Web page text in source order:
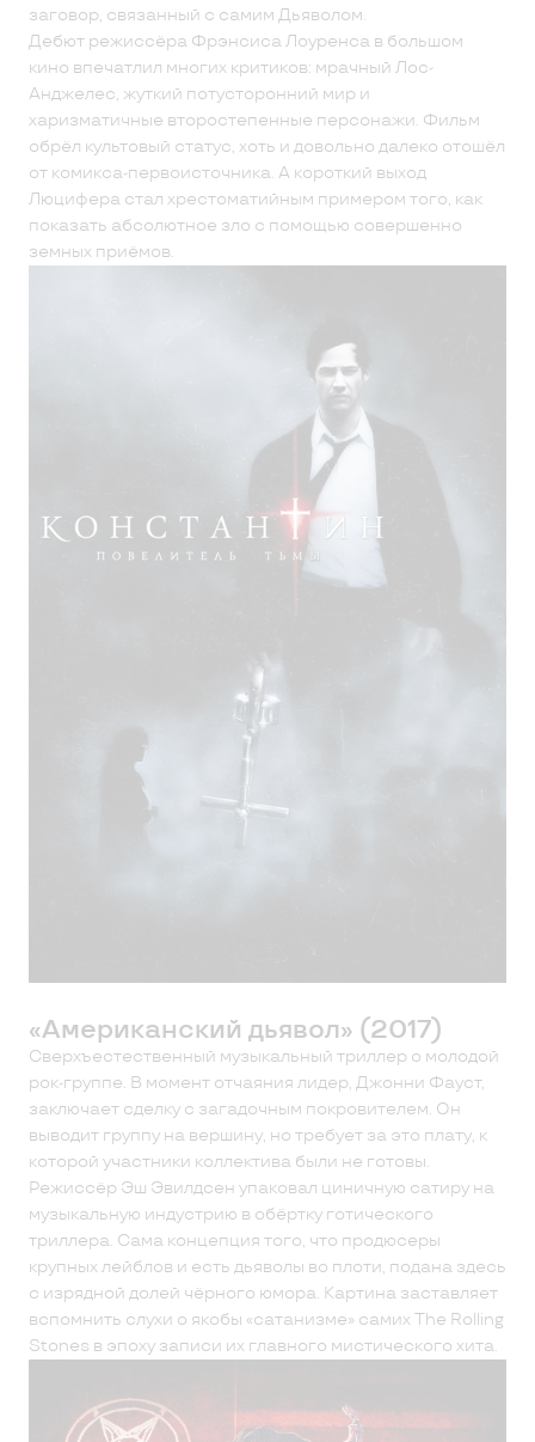
заговор, связанный с самим Дьяволом.
Дебют режиссёра Фрэнсиса Лоуренса в большом
кино впечатлил многих критиков: мрачный Лос-
Анджелес, жуткий потусторонний мир и
харизматичные второстепенные персонажи. Фильм
обрёл культовый статус, хоть и довольно далеко отошёл
от комикса-первоисточника. А короткий выход
Люцифера стал хрестоматийным примером того, как
показать абсолютное зло с помощью совершенно
земных приёмов.
«Американский дьявол» (2017)
Сверхъестественный музыкальный триллер о молодой
рок-группе. В момент отчаяния лидер, Джонни Фауст,
заключает сделку с загадочным покровителем. Он
выводит группу на вершину, но требует за это плату, к
которой участники коллектива были не готовы.
Режиссёр Эш Эвилдсен упаковал циничную сатиру на
музыкальную индустрию в обёртку готического
триллера. Сама концепция того, что продюсеры
крупных лейблов и есть дьяволы во плоти, подана здесь
с изрядной долей чёрного юмора. Картина заставляет
вспомнить слухи о якобы «сатанизме» самих The Rolling
Stones в эпоху записи их главного мистического хита.